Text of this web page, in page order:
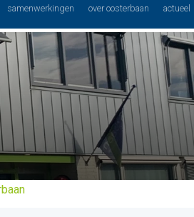
samenwerkingen over oosterbaan actueel
Probleemgebied